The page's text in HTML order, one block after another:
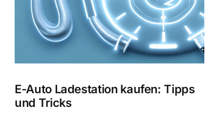
E-Auto Ladestation kaufen: Tipps
und Tricks